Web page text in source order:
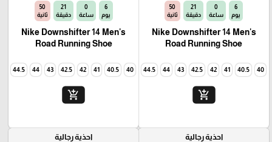
6
يوم
0
ساعة
21
دقيقة
49
ثانية
Nike Downshifter 14 Men's
Road Running Shoe
40
40.5
41
42
42.5
43
44
44.5
45
add_shopping_cart
6
يوم
0
ساعة
21
دقيقة
49
ثانية
Nike Downshifter 14 Men's
Road Running Shoe
40
40.5
41
42
42.5
43
44
44.5
add_shopping_cart
احذية رجالية احذية رجالية